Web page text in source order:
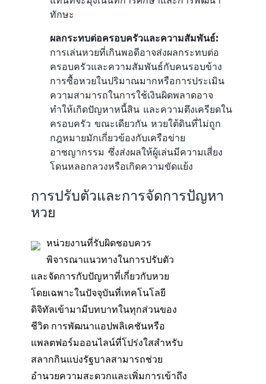
ทักษะ
ผลกระทบต่อครอบครัวและความสัมพันธ์:
การเล่นหวยที่เกินพอดีอาจส่งผลกระทบต่อ
ครอบครัวและความสัมพันธ์กับคนรอบข้าง
การซื้อหวยในปริมาณมากหรือการประเมิน
ความสามารถในการใช้เงินผิดพลาดอาจ
ทำให้เกิดปัญหาหนี้สิน และความตึงเครียดใน
ครอบครัว ขณะเดียวกัน หวยใต้ดินที่ไม่ถูก
กฎหมายมักเกี่ยวข้องกับเครือข่าย
อาชญากรรม ซึ่งส่งผลให้ผู้เล่นมีความเสี่ยง
โดนหลอกลวงหรือเกิดความขัดแย้ง
การปรับตัวและการจัดการปัญหา
หวย
หน่วยงานที่รับผิดชอบควร
พิจารณาแนวทางในการปรับตัว
และจัดการกับปัญหาที่เกี่ยวกับหวย
โดยเฉพาะในปัจจุบันที่เทคโนโลยี
ดิจิทัลเข้ามามีบทบาทในทุกส่วนของ
ชีวิต การพัฒนาแอปพลิเคชันหรือ
แพลตฟอร์มออนไลน์ที่โปร่งใสสำหรับ
สลากกินแบ่งรัฐบาลสามารถช่วย
อำนวยความสะดวกและเพิ่มการเข้าถึง